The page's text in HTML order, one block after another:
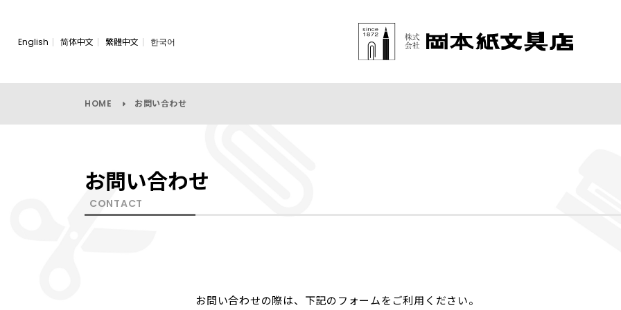
English 简体中文 繁體中文 한국어
HOME お問い合わせ
お問い合わせ
CONTACT
お問い合わせの際は、 下記のフォームをご利用ください。